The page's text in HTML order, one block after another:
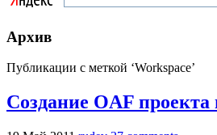
Архив
Публикации с меткой ‘Workspace’
Создание OAF проекта